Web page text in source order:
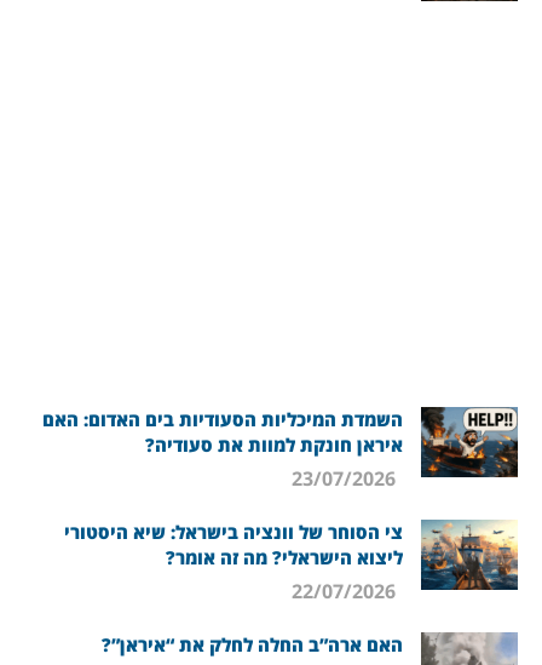
השמדת המיכליות הסעודיות בים האדום: האם
איראן חונקת למוות את סעודיה?
צי הסוחר של וונציה בישראל: שיא היסטורי
ליצוא הישראלי? מה זה אומר?
האם ארה”ב החלה לחלק את “איראן”?